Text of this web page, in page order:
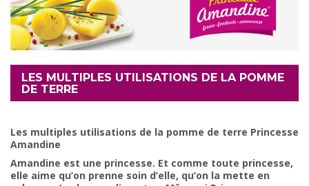
LES MULTIPLES UTILISATIONS DE LA POMME
DE TERRE
Les multiples utilisations de la pomme de terre Princesse
Amandine
Amandine est une princesse. Et comme toute princesse,
elle aime qu’on prenne soin d’elle, qu’on la mette en